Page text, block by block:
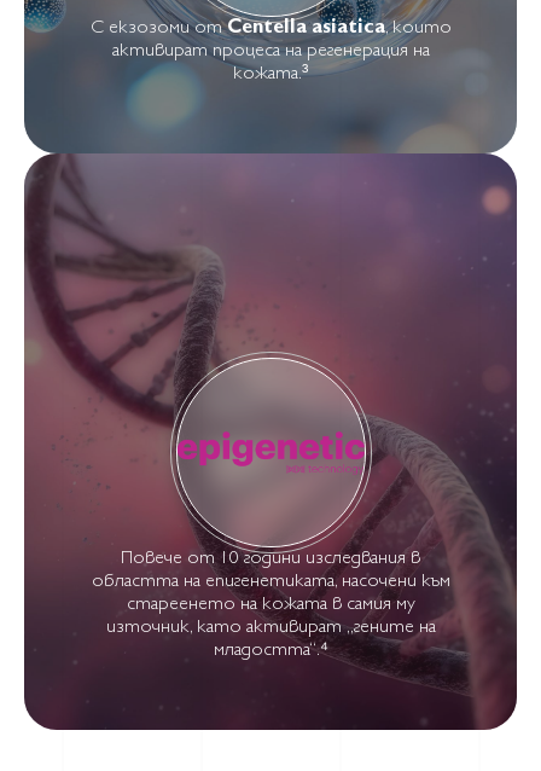
С екзозоми отCentella asiatica, които
активират процеса на регенерация на
кожата.³
Повече от 10 години изследвания в
областта на епигенетиката, насочени към
стареенето на кожата в самия му
източник, като активират „гените на
младостта“.⁴